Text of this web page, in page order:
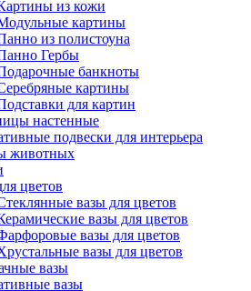
из кожи
картины
из полистоуна
Гербы
банкноты
картины
для картин
настенные
подвески для интерьера
животных
цветов
вазы для цветов
вазы для цветов
вазы для цветов
вазы для цветов
вазы
вазы